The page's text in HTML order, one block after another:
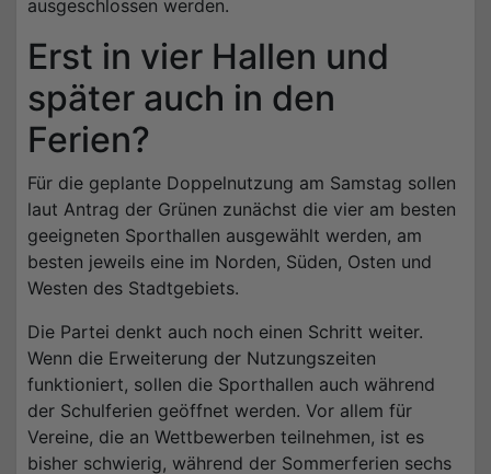
ausgeschlossen werden.
Erst in vier Hallen und
später auch in den
Ferien?
Für die geplante Doppelnutzung am Samstag sollen
laut Antrag der Grünen zunächst die vier am besten
geeigneten Sporthallen ausgewählt werden, am
besten jeweils eine im Norden, Süden, Osten und
Westen des Stadtgebiets.
Die Partei denkt auch noch einen Schritt weiter.
Wenn die Erweiterung der Nutzungszeiten
funktioniert, sollen die Sporthallen auch während
der Schulferien geöffnet werden. Vor allem für
Vereine, die an Wettbewerben teilnehmen, ist es
bisher schwierig, während der Sommerferien sechs